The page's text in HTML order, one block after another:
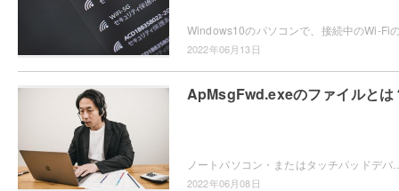
2022年06月13日
ApMsgFwd.exeのファイルとは
2022年06月08日